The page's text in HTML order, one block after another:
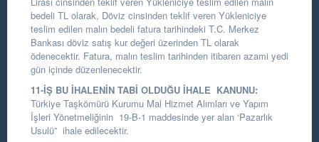
bedeli TL olarak, Döviz cinsinden teklif veren Yükleniciye
teslim edilen malın bedeli fatura tarihindeki T.C. Merkez
Bankası döviz satış kur değeri üzerinden TL olarak
ödenecektir. Fatura, malın teslim tarihinden itibaren azami yedi
gün içinde düzenlenecektir.
11-İŞ BU İHALENİN TABİ OLDUĞU İHALE KANUNU:
Türkiye Taşkömürü Kurumu Mal Hizmet Alımları ve Yapım
İşleri Yönetmeliğinin 19-B-1 maddesinde yer alan ‘Pazarlık
Usulü” ihale edilecektir.